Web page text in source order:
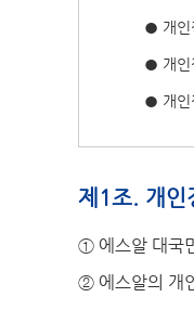
● 개인
● 개인
● 개인
제1조. 개인
① 에스알 대국
② 에스알의 개